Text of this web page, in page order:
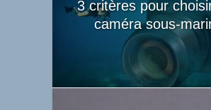
3 critères pour
caméra sous-